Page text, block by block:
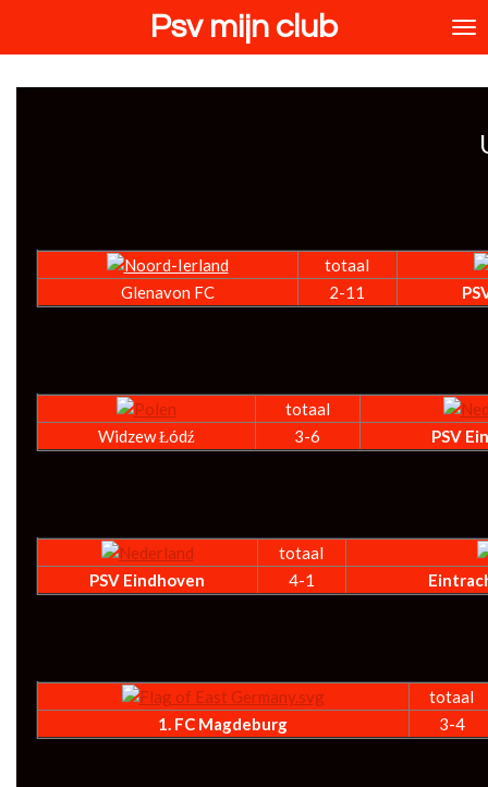
de
Psv mijn club
totaal
Glenavon FC
2-11
totaal
Widzew Łódź
3-6 PSV
totaal
PSV Eindhoven
4-1
totaal
1. FC Magdeburg
3-4